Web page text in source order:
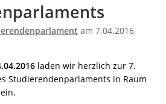
am 7.04.2016,
laden wir herzlich zur 7.
Studierendenparlaments in Raum